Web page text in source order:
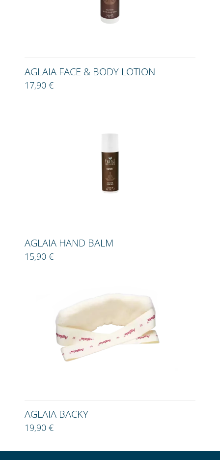
AGLAIA FACE & BODY LOTION
17,90 €
AGLAIA HAND BALM
15,90 €
AGLAIA BACKY
19,90 €